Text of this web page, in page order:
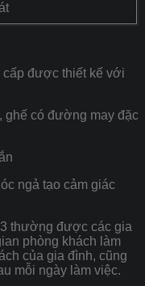
cấp được thiết kế với
ghế có đường may đặc
ngả tạo cảm giác
thường được các gia
phòng khách làm
của gia đình, cũng
mỗi ngày làm việc.